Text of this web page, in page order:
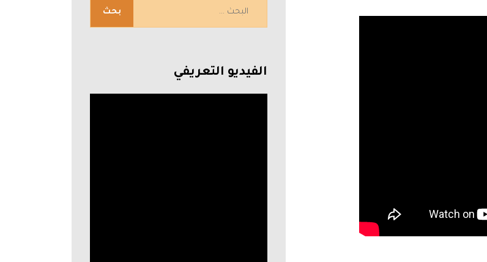
الفيديو التعريفي